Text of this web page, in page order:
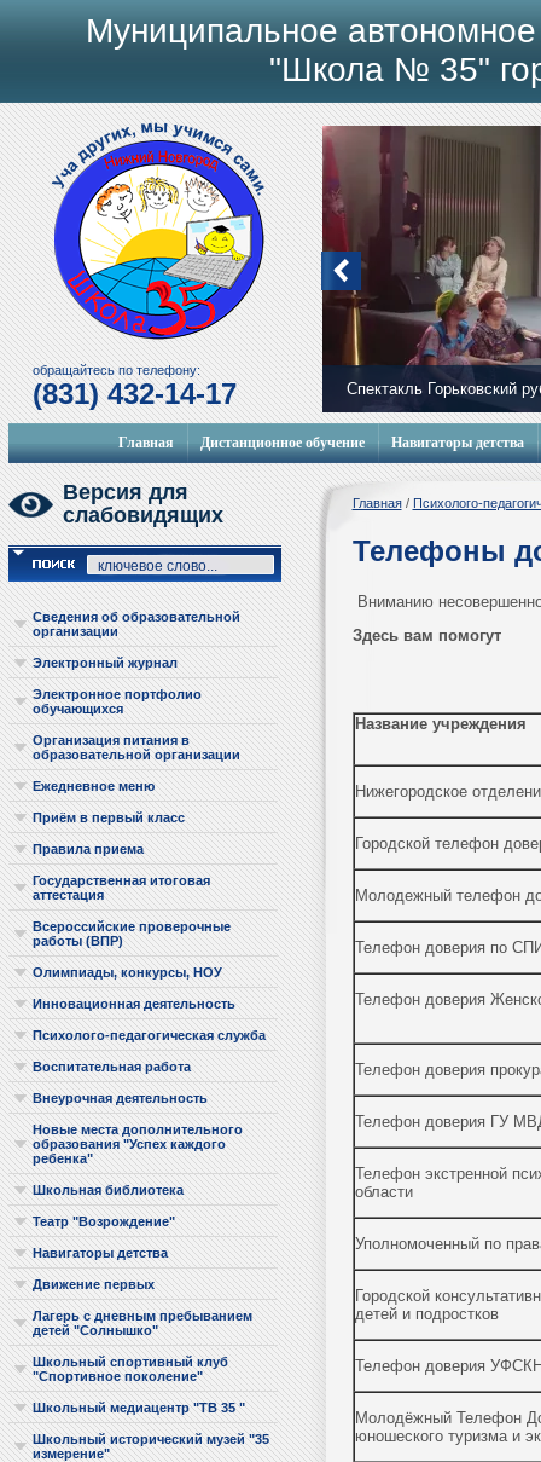
Спектакль Горьковский
Мобильный городок
обращайтесь по телефону:
(831) 432-14-17
Муниципальное
"Школа № 35"
Главная Дистанционное обучение Навигаторы детства
Версия для
слабовидящих
Сведения об образовательной
организации
Электронный журнал
Электронное портфолио
обучающихся
Организация питания в
образовательной организации
Ежедневное меню
Приём в первый класс
Правила приема
Государственная итоговая
аттестация
Всероссийские проверочные
работы (ВПР)
Олимпиады, конкурсы, НОУ
Инновационная деятельность
Психолого-педагогическая служба
Воспитательная работа
Внеурочная деятельность
Новые места дополнительного
образования "Успех каждого
ребенка"
Школьная библиотека
Театр "Возрождение"
Навигаторы детства
Движение первых
Лагерь с дневным пребыванием
детей "Солнышко"
Школьный спортивный клуб
"Спортивное поколение"
Школьный медиацентр "ТВ 35 "
Школьный исторический музей "35
измерение"
Главная/ Психолого-
Телефоны
Вниманию
Здесь вам помогут
Название учреждения
Нижегородское
Городской телефон
Молодежный телефон
Телефон доверия по
Телефон доверия
Телефон доверия
Телефон доверия ГУ
Телефон экстренной
области
Уполномоченный по
Городской
детей и подростков
Телефон доверия УФСКН
Молодёжный Телефон
юношеского туризма и